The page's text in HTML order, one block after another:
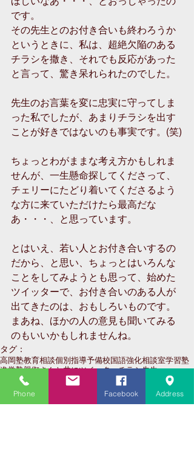
です。
その先生とのお付き合いも終わろうか
というときに、私は、超絶欠陥のある
チラシを撒き、それでも反応があった
と言って、驚き呆れられたのでした。
先生のお言葉を変に忠実に守ってしま
った私でしたが、あまりチラシを出す
ことが好きではないのも事実です。(笑)
ちょっとわがままな考え方かもしれま
せんが、一生懸命探してくださって、
チェリーにたどり着いてくださるよう
な方に来ていただけたら最高だな
あ・・・、と思っています。
とはいえ、若い人とお付き合いするの
だから、と思い、ちょっとはいろんな
ことをしてみようとも思って、始めた
ツイッターで、お付き合いのある人が
出てきたのは、おもしろいものです。
まあね、ほかの人の意見も聞いてみる
のもいいかもしれませんね。
タグ：
高岡塾教育相談個別指導予備校国語強化相談室学習塾
進学塾親御さんと共にツイッターチラシ先生
Phone Facebook Address